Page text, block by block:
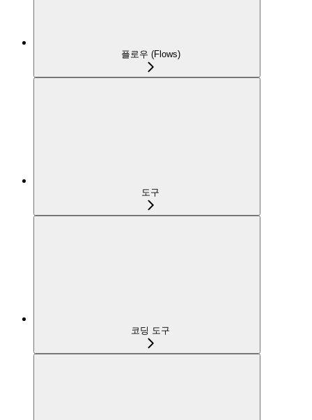
플로우 (Flows)
도구
코딩 도구